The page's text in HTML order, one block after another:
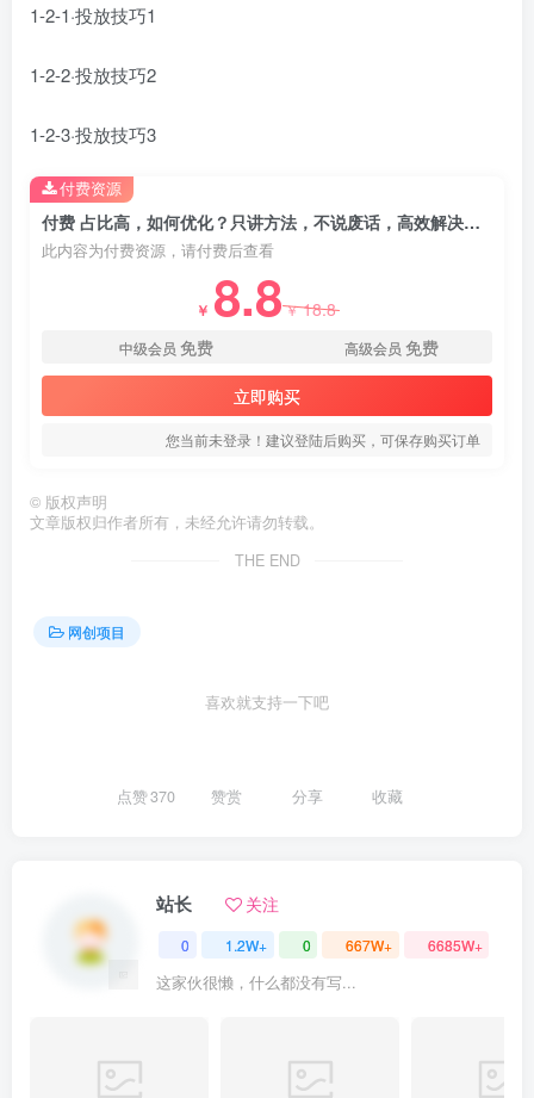
1-2-1·投放技巧1
1-2-2·投放技巧2
1-2-3·投放技巧3
付费 占比高，如何优化？只讲方法，不说废话，高效解决问题
此内容为付费资源，请付费后查看
￥ 8.8￥18.8
中级会员 免费 高级会员 免费
立即购买
您当前未登录！建议登陆后购买，可保存购买订单
付费资源
© 版权声明
文章版权归作者所有，未经允许请勿转载。
THE END
网创项目
喜欢就支持一下吧
点赞370 赞赏 分享 收藏
站长 关注
0 1.2W+ 0 667W+ 6685W+
这家伙很懒，什么都没有写...